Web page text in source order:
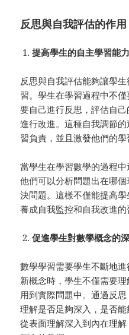
反思與自我評估的作用
提高學生的自主學習能力
反思與自我評估能夠讓學
習。學生在學習過程中不
要自己進行反思，評估自
進行改進。這種自我調節
習負責，並且激發他們的學
當學生在學習數學的過程
他們可以分析問題出在哪
決問題。這樣不僅能提高
養成自我監控和自我改進的
促進學生對數學概念的
數學學習需要學生不斷地
新概念時，學生不僅需要
用到實際問題中。通過反
理解是否足夠深入，是否
從表面理解深入到內在理